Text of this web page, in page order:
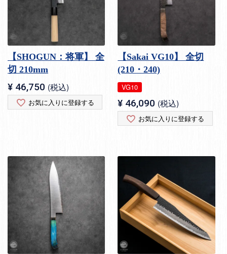
【SHOGUN：将軍】 全
切 210mm
¥ 46,750 税込
お気に入りに登録する
【Sakai VG10】 全切
(210・240)
VG10
¥ 46,090 税込
お気に入りに登録する